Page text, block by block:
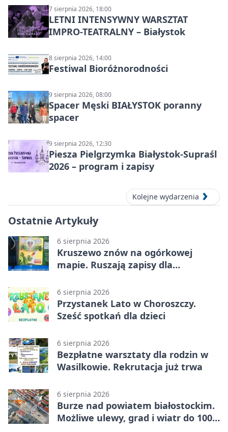
7 sierpnia 2026, 18:00
LETNI INTENSYWNY WARSZTAT
IMPRO-TEATRALNY – Białystok
8 sierpnia 2026, 14:00
Festiwal Bioróżnorodności
9 sierpnia 2026, 08:00
Spacer Męski BIAŁYSTOK poranny
spacer
9 sierpnia 2026, 12:30
Piesza Pielgrzymka Białystok-Supraśl
2026 – program i zapisy
Kolejne wydarzenia
Ostatnie Artykuły
6 sierpnia 2026
Kruszewo znów na ogórkowej
mapie. Ruszają zapisy dla
6 sierpnia 2026
Przystanek Lato w Choroszczy.
Sześć spotkań dla dzieci
6 sierpnia 2026
Bezpłatne warsztaty dla rodzin w
Wasilkowie. Rekrutacja już trwa
6 sierpnia 2026
Burze nad powiatem białostockim.
Możliwe ulewy, grad i wiatr do 100